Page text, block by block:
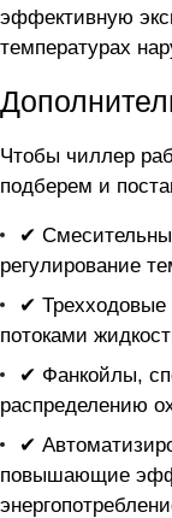
эффективную
температурах
Чтобы чиллер
подберем и
✔
регулирование
✔ Трехходовые
потоками
✔ Фанкойлы,
распределению
✔
повышающие